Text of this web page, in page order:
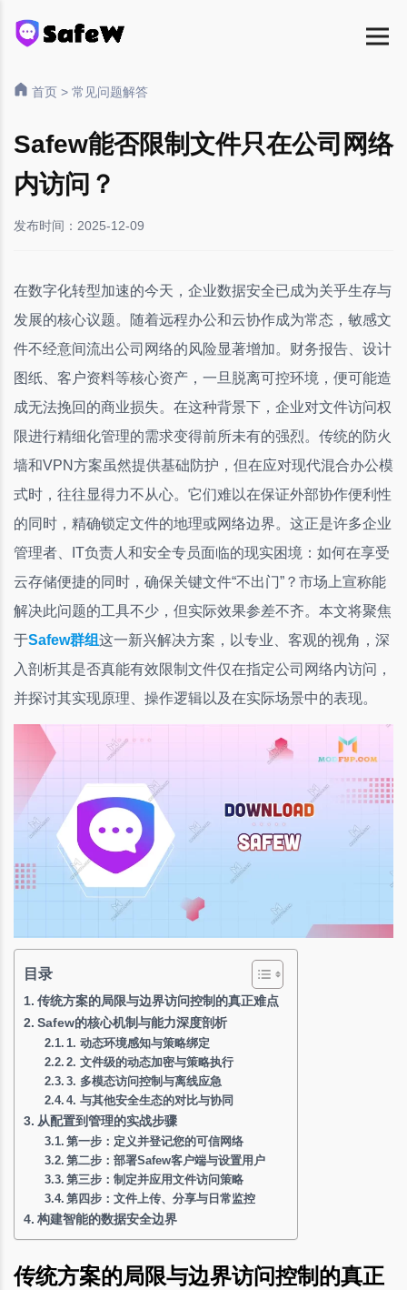
首页 > 常见问题解答
Safew能否限制文件只在公司网络
内访问？
发布时间：2025-12-09
在数字化转型加速的今天，企业数据安全已成为关乎生存与
发展的核心议题。随着远程办公和云协作成为常态，敏感文
件不经意间流出公司网络的风险显著增加。财务报告、设计
图纸、客户资料等核心资产，一旦脱离可控环境，便可能造
成无法挽回的商业损失。在这种背景下，企业对文件访问权
限进行精细化管理的需求变得前所未有的强烈。传统的防火
墙和VPN方案虽然提供基础防护，但在应对现代混合办公模
式时，往往显得力不从心。它们难以在保证外部协作便利性
的同时，精确锁定文件的地理或网络边界。这正是许多企业
管理者、IT负责人和安全专员面临的现实困境：如何在享受
云存储便捷的同时，确保关键文件“不出门”？市场上宣称能
解决此问题的工具不少，但实际效果参差不齐。本文将聚焦
于Safew群组这一新兴解决方案，以专业、客观的视角，深
入剖析其是否真能有效限制文件仅在指定公司网络内访问，
并探讨其实现原理、操作逻辑以及在实际场景中的表现。
目录
传统方案的局限与边界访问控制的真正难点
Safew的核心机制与能力深度剖析
1. 动态环境感知与策略绑定
2. 文件级的动态加密与策略执行
3. 多模态访问控制与离线应急
4. 与其他安全生态的对比与协同
从配置到管理的实战步骤
第一步：定义并登记您的可信网络
第二步：部署Safew客户端与设置用户
第三步：制定并应用文件访问策略
第四步：文件上传、分享与日常监控
构建智能的数据安全边界
传统方案的局限与边界访问控制的真正